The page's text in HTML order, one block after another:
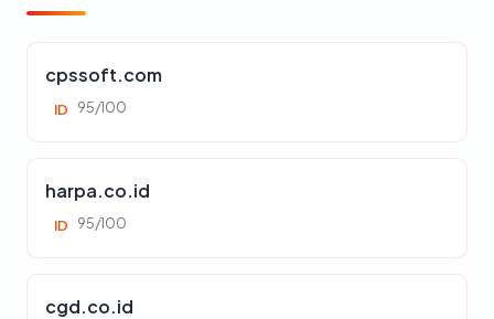
cpssoft.com
ID 95/100
harpa.co.id
ID 95/100
cgd.co.id